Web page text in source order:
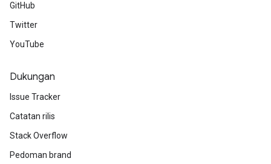
GitHub
Twitter
YouTube
Dukungan
Issue Tracker
Catatan rilis
Stack Overflow
Pedoman brand